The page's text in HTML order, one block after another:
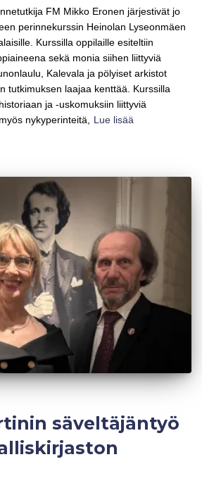
FM Mikko Eronen järjestivät jo
perinnekurssin Heinolan Lyseonmäen
Kurssilla oppilaille esiteltiin
sekä monia siihen liittyviä
Kalevala ja pölyiset arkistot
tutkimuksen laajaa kenttää. Kurssilla
ja -uskomuksiin liittyviä
nykyperinteitä, Lue lisää
säveltäjäntyö